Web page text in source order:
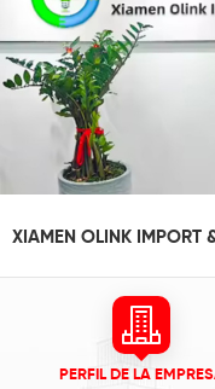
XIAMEN OLINK IMPORT
PERFIL DE LA